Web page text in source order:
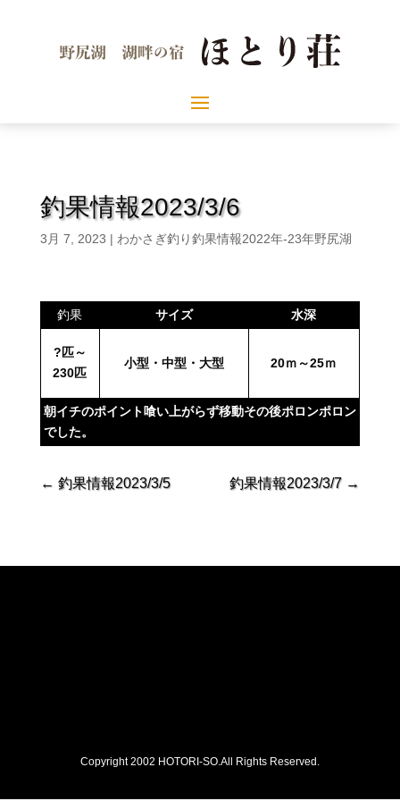
釣果情報2023/3/6
3月 7, 2023 | わかさぎ釣り釣果情報2022年-23年野尻湖
釣果 サイズ 水深
?匹～
230匹
小型・中型・大型 20ｍ～25ｍ
朝イチのポイント喰い上がらず移動その後ポロンポロン
でした。
← 釣果情報2023/3/5 釣果情報2023/3/7 →
Copyright 2002 HOTORI-SO.All Rights Reserved.